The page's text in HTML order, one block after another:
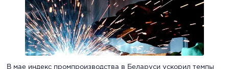
В мае индекс промпроизводства в Беларуси ускорил темпы